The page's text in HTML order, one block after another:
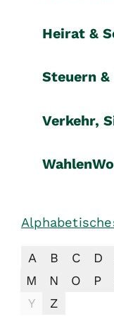
Heirat &
Steuern &
Verkehr,
Wahlen
A B C D
M
N O P
Y
Z